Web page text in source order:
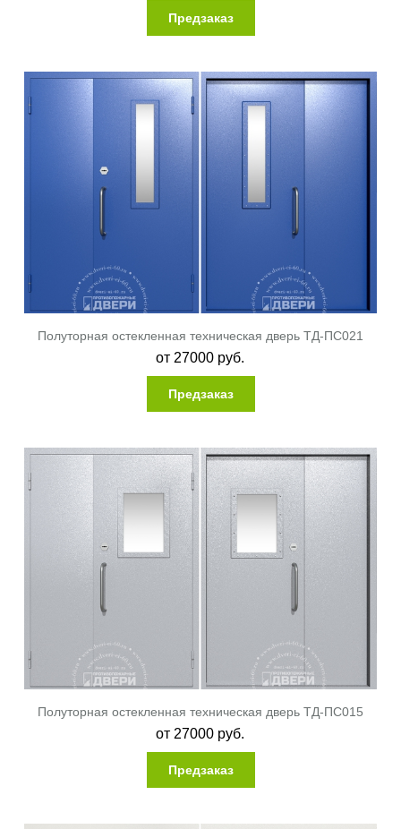
Предзаказ
Полуторная остекленная техническая дверь ТД-ПС021
от 27000 руб.
Предзаказ
Полуторная остекленная техническая дверь ТД-ПС015
от 27000 руб.
Предзаказ